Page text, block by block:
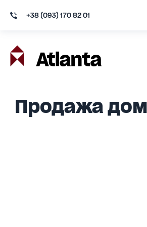
+38 (093) 170 82 01
Продажа